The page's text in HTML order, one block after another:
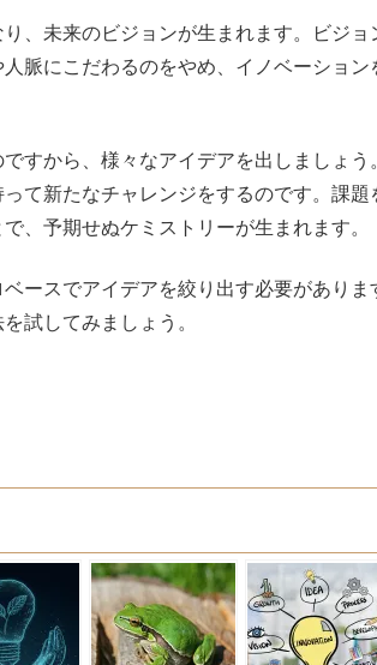
、未来のビジョンが生まれます。ビジ
脈にこだわるのをやめ、イノベーショ
すから、様々なアイデアを出しましょう
て新たなチャレンジをするのです。課題
、予期せぬケミストリーが生まれます。
ースでアイデアを絞り出す必要があり
試してみましょう。